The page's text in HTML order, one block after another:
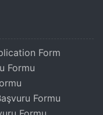
Form
Formu
Formu